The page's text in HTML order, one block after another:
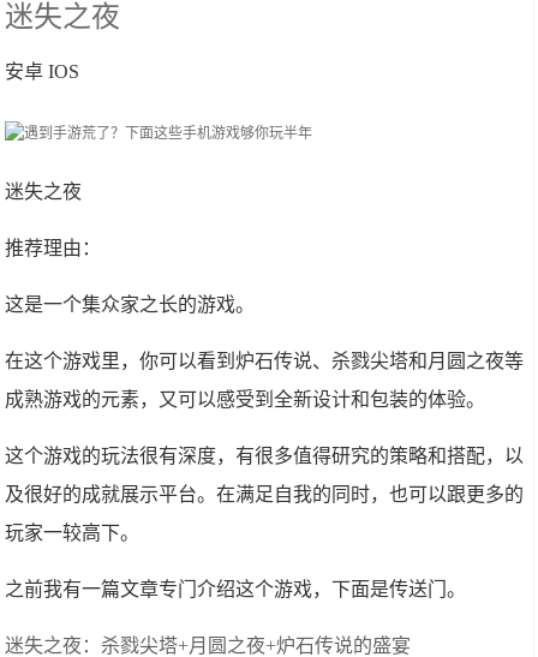
迷失之夜
安卓 IOS
迷失之夜
推荐理由：
这是一个集众家之长的游戏。
在这个游戏里，你可以看到炉石传说、杀戮尖塔和月圆之夜等
成熟游戏的元素，又可以感受到全新设计和包装的体验。
这个游戏的玩法很有深度，有很多值得研究的策略和搭配，以
及很好的成就展示平台。在满足自我的同时，也可以跟更多的
玩家一较高下。
之前我有一篇文章专门介绍这个游戏，下面是传送门。
迷失之夜：杀戮尖塔+月圆之夜+炉石传说的盛宴